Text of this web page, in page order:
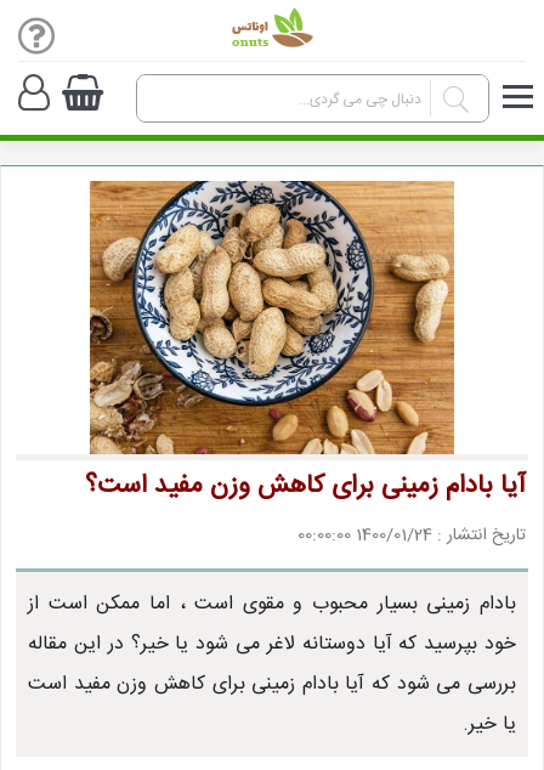
آیا بادام زمینی برای کاهش وزن مفید است؟
تاریخ انتشار : 1400/01/24 00:00:00
بادام زمینی بسیار محبوب و مقوی است ، اما ممکن است از
خود بپرسید که آیا دوستانه لاغر می شود یا خیر؟ در این مقاله
بررسی می شود که آیا بادام زمینی برای کاهش وزن مفید است
یا خیر.